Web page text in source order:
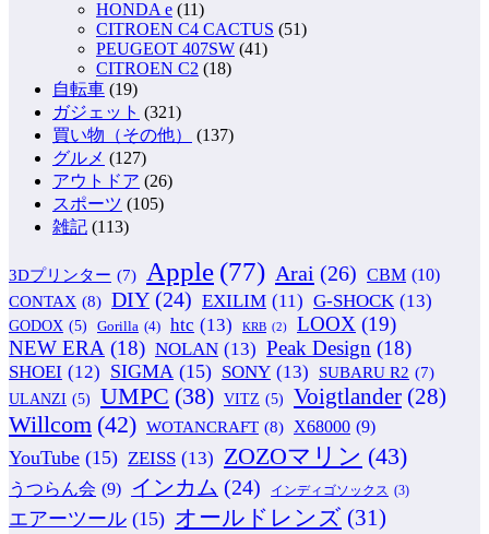
HONDA e (11)
CITROEN C4 CACTUS (51)
PEUGEOT 407SW (41)
CITROEN C2 (18)
自転車 (19)
ガジェット (321)
買い物（その他）
(137)
グルメ (127)
アウトドア (26)
スポーツ (105)
雑記 (113)
3Dプリンター (7) Apple (77) Arai (26) CBM (10)
CONTAX (8) DIY (24) EXILIM (11) G-SHOCK (13)
GODOX (5) Gorilla (4) htc (13) KRB (2) LOOX (19)
NEW ERA (18) NOLAN (13) Peak Design (18)
SHOEI (12) SIGMA (15) SONY (13) SUBARU R2 (7)
ULANZI (5) UMPC (38) VITZ (5) Voigtlander (28)
Willcom (42) WOTANCRAFT (8) X68000 (9)
YouTube (15) ZEISS (13) ZOZOマリン (43)
うつらん会 (9) インカム (24) インディゴソックス (3)
エアーツール (15) オールドレンズ (31)